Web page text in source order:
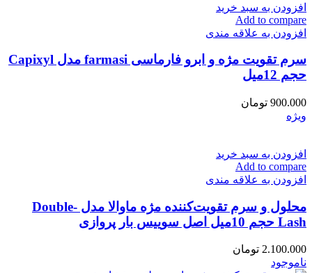
افزودن به سبد خرید
Add to compare
افزودن به علاقه مندی
سرم تقویت مژه و ابرو فارماسی farmasi مدل Capixyl
حجم 12میل
900.000 تومان
ویژه
افزودن به سبد خرید
Add to compare
افزودن به علاقه مندی
محلول و سرم تقویت‌کننده مژه ماوالا مدل Double-
Lash حجم 10میل اصل سوییس بار پروازی
2.100.000 تومان
ناموجود